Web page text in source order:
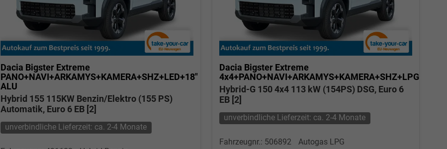
Dacia Bigster Extreme
PANO+NAVI+ARKAMYS+KAMERA+SHZ+LED+18"
ALU
Hybrid 155 115KW Benzin/Elektro (155 PS)
Automatik, Euro 6 EB [2]
unverbindliche Lieferzeit: ca. 2-4 Monate
Dacia Bigster Extreme
4x4+PANO+NAVI+ARKAMYS+KAMERA+SHZ+LPG
Hybrid-G 150 4x4 113 kW (154PS) DSG, Euro 6
EB [2]
unverbindliche Lieferzeit: ca. 2-4 Monate
Fahrzeugnr.: 506892
Autogas LPG